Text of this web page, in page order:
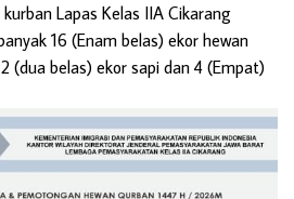
Lapas Kelas IIA Cikarang
16 (Enam belas) ekor hewan
(dua belas) ekor sapi dan 4 (Empat)